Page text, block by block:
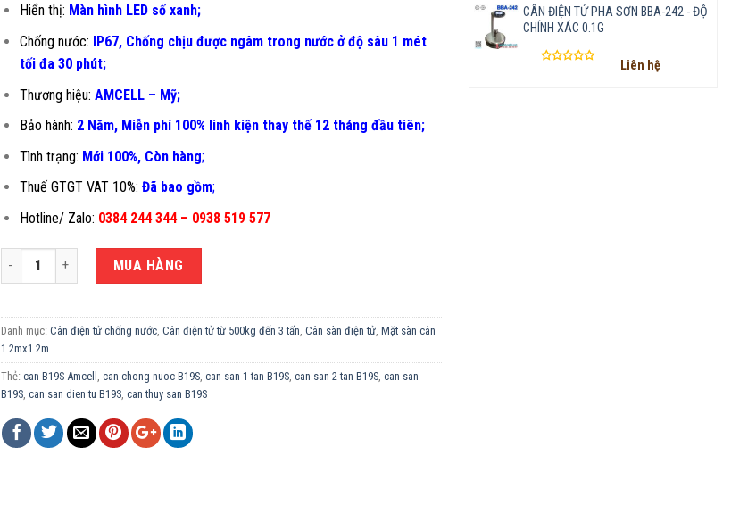
Hiển thị: Màn hình LED số xanh;
Chống nước: IP67, Chống chịu được ngâm trong nước ở độ sâu 1 mét
tối đa 30 phút;
Thương hiệu: AMCELL – Mỹ;
Bảo hành: 2 Năm, Miễn phí 100% linh kiện thay thế 12 tháng đầu tiên;
Tình trạng: Mới 100%, Còn hàng;
Thuế GTGT VAT 10%: Đã bao gồm;
Hotline/ Zalo: 0384 244 344 – 0938 519 577
CÂN ĐIỆN TỬ CHỐNG NƯỚC 500KG B19S-1.2X1.2M số lượng
MUA HÀNG
Danh mục: Cân điện tử chống nước, Cân điện tử từ 500kg đến 3 tấn Cân sàn điện tử, Mặt sàn cân
1.2mx1.2m
Thẻ: can B19S Amcell can chong nuoc B19S, can san 1 tan B19S, can san 2 tan B19S, can san
B19S, can san dien tu B19S, can thuy san B19S
hạng
0
sao
CÂN ĐIỆN TỬ PHA SƠN BBA-242 - ĐỘ
CHÍNH XÁC 0.1G
Liên hệ